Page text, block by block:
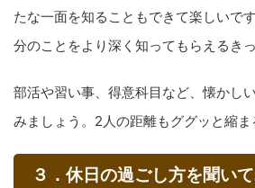
たな一面を知ることもできて楽しいで
分のことをより深く知ってもらえるき
部活や習い事、得意科目など、懐かし
みましょう。2人の距離もググッと縮ま
３．休日の過ごし方を聞いて